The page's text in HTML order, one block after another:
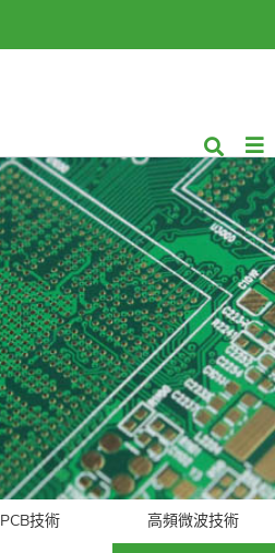
PCB技術 高頻微波技術